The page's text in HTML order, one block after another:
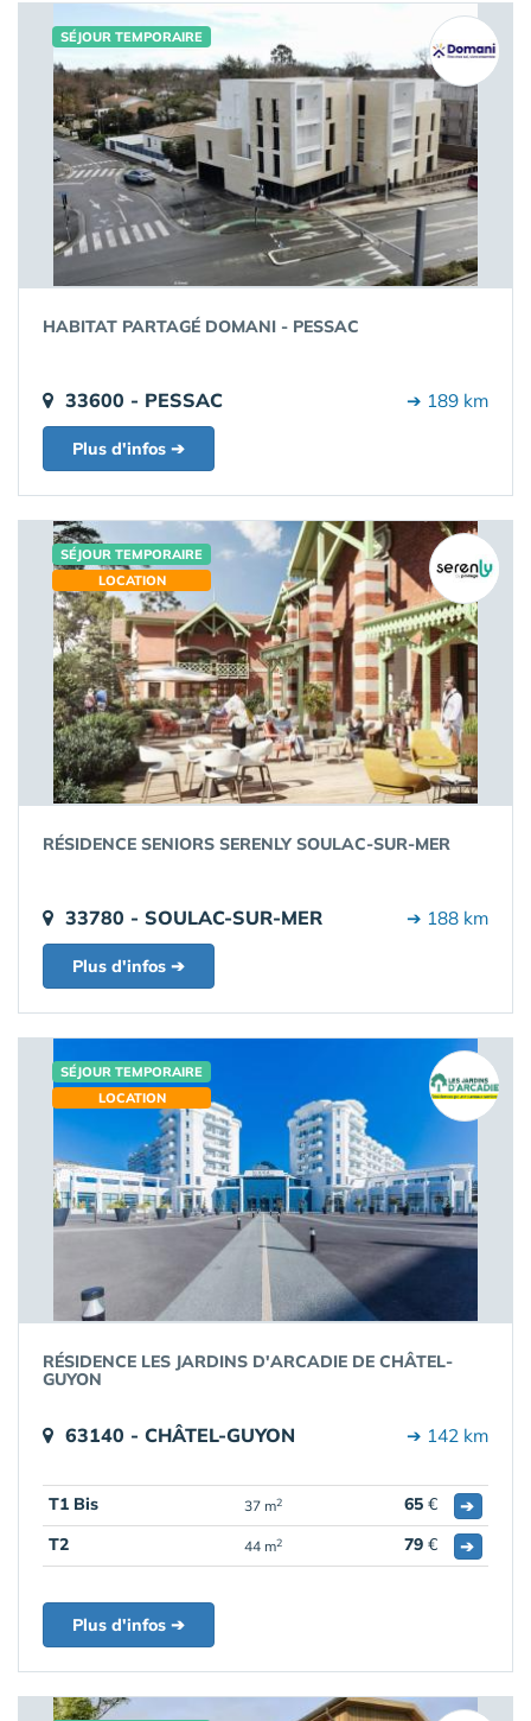
SÉJOUR TEMPORAIRE
HABITAT PARTAGÉ DOMANI - PESSAC
33600 - PESSAC ➔ 189 km
Plus d'infos ➔
SÉJOUR TEMPORAIRE
LOCATION
RÉSIDENCE SENIORS SERENLY SOULAC-SUR-MER
33780 - SOULAC-SUR-MER ➔ 188 km
Plus d'infos ➔
SÉJOUR TEMPORAIRE
LOCATION
RÉSIDENCE LES JARDINS D'ARCADIE DE CHÂTEL-
GUYON
63140 - CHÂTEL-GUYON ➔ 142 km
T1 Bis 37 m2 65 €
➔
T2
44 m2 79 € ➔
Plus d'infos ➔